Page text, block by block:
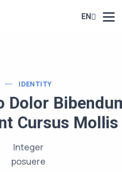
EN
IDENTITY
Dolor
Cursus Mollis
Integer
posuere